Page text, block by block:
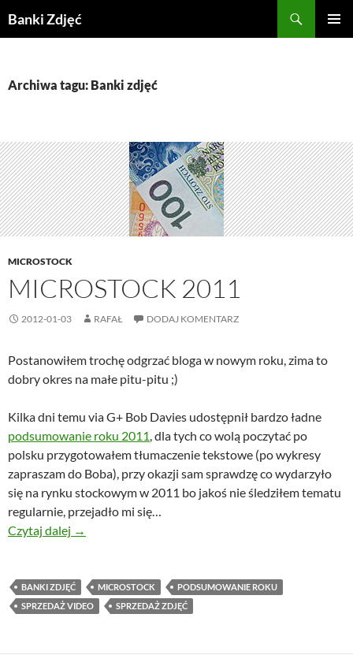
doBanki Zdjęć
Archiwa tagu: Banki zdjęć
MICROSTOCK
MICROSTOCK 2011
2012-01-03 RAFAŁ DODAJ KOMENTARZ
Postanowiłem trochę odgrzać bloga w nowym roku, zima to
dobry okres na małe pitu-pitu ;)
Kilka dni temu via G+ Bob Davies udostępnił bardzo ładne
podsumowanie roku 2011, dla tych co wolą poczytać po
polsku przygotowałem tłumaczenie tekstowe (po wykresy
zapraszam do Boba), przy okazji sam sprawdzę co wydarzyło
się na rynku stockowym w 2011 bo jakoś nie śledziłem tematu
regularnie, przejadło mi się…
Czytaj dalej Microstock 2011
→
BANKI ZDJĘĆ MICROSTOCK
PODSUMOWANIE ROKU
SPRZEDAŻ VIDEO
SPRZEDAŻ ZDJĘĆ